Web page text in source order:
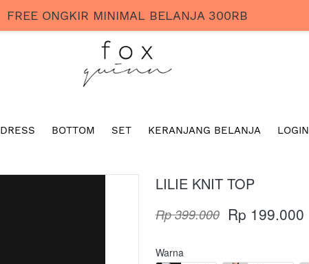
DRESS BOTTOM SET KERANJANG BELANJA LOGIN
LILIE KNIT TOP
Rp 399.000 Rp 199.000
Warna
FREE ONGKIR MINIMAL BELANJA 300RB